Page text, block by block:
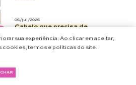
06/jul/2026
Cabelo que precisa de
estes 7 sinais
sua experiência. Ao clicar em aceitar,
termos e políticas do site.